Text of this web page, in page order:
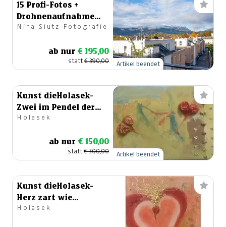
15 Profi-Fotos +
Drohnenaufnahme
für Ihren
Nina Siutz Fotografie
ab nur € 195,00
statt€ 390,00 Artikel beendet
Kunst dieHolasek-
Zwei im Pendel der
Liebe
Holasek
ab nur € 150,00
statt€ 300,00 Artikel beendet
Kunst dieHolasek-
Herz zart wie
Himbeersahne
Holasek